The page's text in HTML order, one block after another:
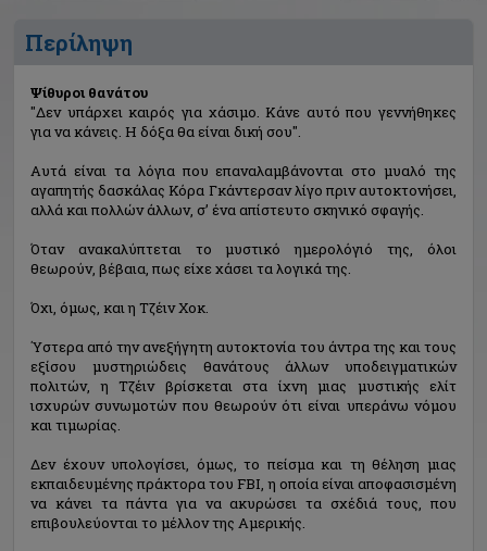
Περίληψη
Ψίθυροι θανάτου
"Δεν υπάρχει καιρός για χάσιμο. Κάνε αυτό που γεννήθηκες
για να κάνεις. Η δόξα θα είναι δική σου".
Αυτά είναι τα λόγια που επαναλαμβάνονται στο μυαλό της
αγαπητής δασκάλας Κόρα Γκάντερσαν λίγο πριν αυτοκτονήσει,
αλλά και πολλών άλλων, σ’ ένα απίστευτο σκηνικό σφαγής.
Όταν ανακαλύπτεται το μυστικό ημερολόγιό της, όλοι
θεωρούν, βέβαια, πως είχε χάσει τα λογικά της.
Όχι, όμως, και η Τζέιν Χοκ.
Ύστερα από την ανεξήγητη αυτοκτονία του άντρα της και τους
εξίσου μυστηριώδεις θανάτους άλλων υποδειγματικών
πολιτών, η Τζέιν βρίσκεται στα ίχνη μιας μυστικής ελίτ
ισχυρών συνωμοτών που θεωρούν ότι είναι υπεράνω νόμου
και τιμωρίας.
Δεν έχουν υπολογίσει, όμως, το πείσμα και τη θέληση μιας
εκπαιδευμένης πράκτορα του FBI, η οποία είναι αποφασισμένη
να κάνει τα πάντα για να ακυρώσει τα σχέδιά τους, που
επιβουλεύονται το μέλλον της Αμερικής.